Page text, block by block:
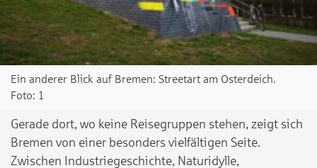
Ein anderer Blick auf Bremen: Streetart am Osterdeich.
1
Gerade dort, wo keine Reisegruppen stehen, zeigt sich
Bremen von einer besonders vielfältigen Seite.
Zwischen Industriegeschichte, Naturidylle,